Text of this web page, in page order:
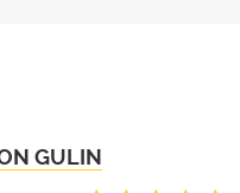
GULIN